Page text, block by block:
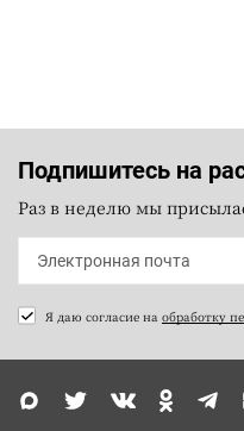
Подпишитесь на
Раз в неделю мы
Я даю согласие на обработку